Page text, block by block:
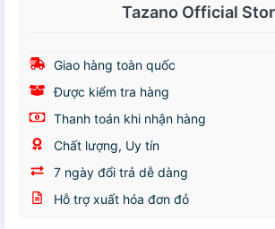
Tazano Official
Giao hàng toàn quốc
Được kiểm tra hàng
Thanh toán khi nhận hàng
Chất lượng, Uy tín
7 ngày đổi trả dễ dàng
Hỗ trợ xuất hóa đơn đỏ